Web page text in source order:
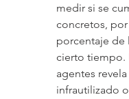
medir si se
concretos,
porcentaje de
cierto tiempo.
agentes
infrautilizado